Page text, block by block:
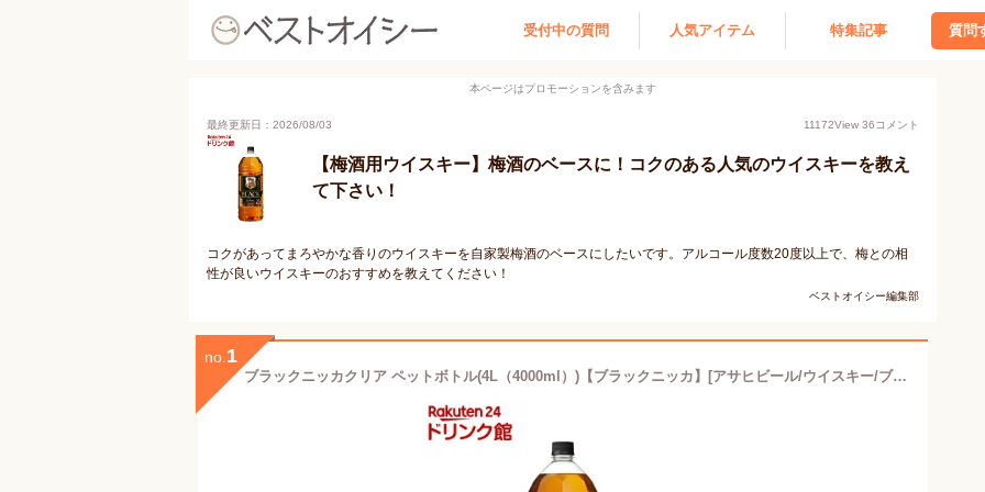
受付中の質問 人気アイテム 特集記事 質問
本ページはプロモーションを含みます
最終更新日：2026/08/03 11172View 36コメント
【梅酒用ウイスキー】梅酒のベースに！コクのある人気のウイスキーを教え
て下さい！
コクがあってまろやかな香りのウイスキーを自家製梅酒のベースにしたいです。アルコール度数20度以上で、梅との相
性が良いウイスキーのおすすめを教えてください！
ベストオイシー編集部
no. 1
ブラックニッカクリア ペットボトル(4L（4000ml）)【ブラックニッカ】[アサヒビール/ウイスキー/ブラックニッカ]